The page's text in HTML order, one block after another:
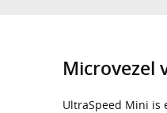
Microvezel
UltraSpeed Mini is